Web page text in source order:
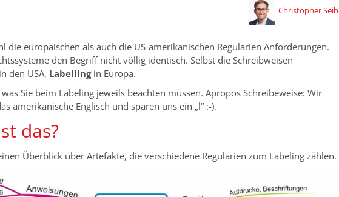
Christopher Seib
die europäischen als auch die US-amerikanischen Regularien Anforderungen.
den Begriff nicht völlig identisch. Selbst die Schreibweisen
den USA, Labellingin Europa.
Sie beim Labeling jeweils beachten müssen. Apropos Schreibeweise: Wir
amerikanische Englisch und sparen uns ein „l“ :-).
das?
Überblick über Artefakte, die verschiedene Regularien zum Labeling zählen.